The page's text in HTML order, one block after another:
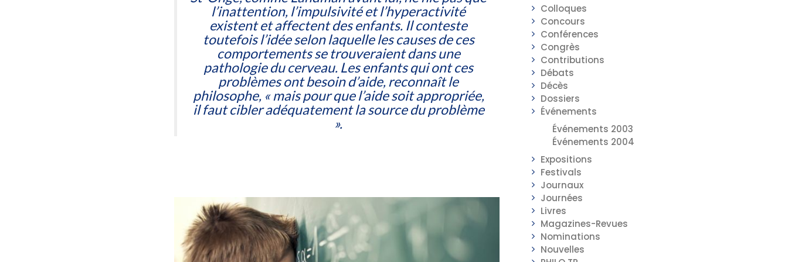
l’inattention, l’impulsivité et l’hyperactivité
existent et affectent des enfants. Il conteste
toutefois l’idée selon laquelle les causes de ces
comportements se trouveraient dans une
pathologie du cerveau. Les enfants qui ont ces
problèmes ont besoin d’aide, reconnaît le
philosophe, « mais pour que l’aide soit appropriée,
il faut cibler adéquatement la source du problème
».
Colloques
Concours
Conférences
Congrès
Contributions
Débats
Décès
Dossiers
Événements
Événements 2003
Événements 2004
Expositions
Festivals
Journaux
Journées
Livres
Magazines-Revues
Nominations
Nouvelles